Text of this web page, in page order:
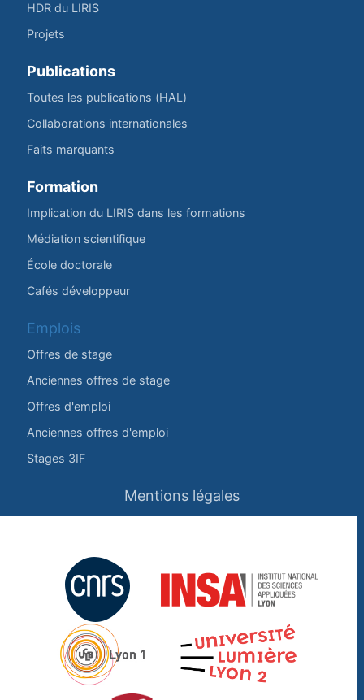
HDR du LIRIS
Projets
Publications
Toutes les publications (HAL)
Collaborations internationales
Faits marquants
Formation
Implication du LIRIS dans les formations
Médiation scientifique
École doctorale
Cafés développeur
Emplois
Offres de stage
Anciennes offres de stage
Offres d'emploi
Anciennes offres d'emploi
Stages 3IF
Mentions légales